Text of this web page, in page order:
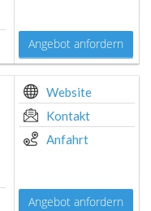
Angebot anfordern
Website
Kontakt
Anfahrt
Angebot anfordern